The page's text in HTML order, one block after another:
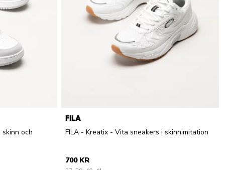
skinn och
FILA
FILA - Kreatix - Vita sneakers i skinnimitation
700 KR